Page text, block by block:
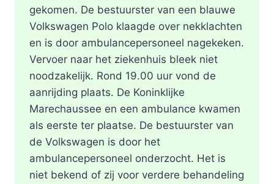
gekomen. De bestuurster van een blauwe
Volkswagen Polo klaagde over nekklachten
en is door ambulancepersoneel nagekeken.
Vervoer naar het ziekenhuis bleek niet
noodzakelijk. Rond 19.00 uur vond de
aanrijding plaats. De Koninklijke
Marechaussee en een ambulance kwamen
als eerste ter plaatse. De bestuurster van
de Volkswagen is door het
ambulancepersoneel onderzocht. Het is
niet bekend of zij voor verdere behandeling